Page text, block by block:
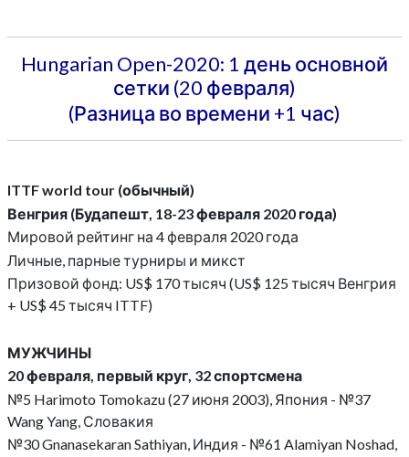
Hungarian Open-2020: 1 день основной
сетки (20 февраля)
(Разница во времени +1 час)
ITTF world tour (обычный)
Венгрия (Будапешт, 18-23 февраля 2020 года)
Мировой рейтинг на 4 февраля 2020 года
Личные, парные турниры и микст
Призовой фонд: US$ 170 тысяч (US$ 125 тысяч Венгрия
+ US$ 45 тысяч ITTF)
МУЖЧИНЫ
20 февраля, первый круг, 32 спортсмена
№5 Harimoto Tomokazu (27 июня 2003), Япония - №37
Wang Yang, Словакия
№30 Gnanasekaran Sathiyan, Индия - №61 Alamiyan Noshad,